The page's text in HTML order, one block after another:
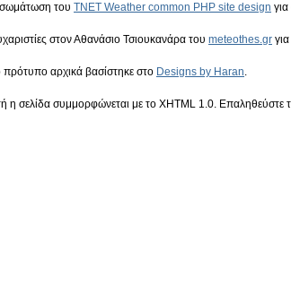
του TNET Weather common PHP site design
στον Αθανάσιο Τσιουκανάρα του meteothes.gr
πρότυπο αρχικά βασίστηκε στο Designs by Haran.
η σελίδα συμμορφώνεται με το XHTML 1.0. Επαληθεύστε